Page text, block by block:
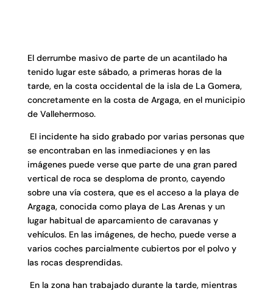
El derrumbe masivo de parte de un acantilado ha
tenido lugar este sábado, a primeras horas de la
tarde, en la costa occidental de la isla de La Gomera,
concretamente en la costa de Argaga, en el municipio
de Vallehermoso.
El incidente ha sido grabado por varias personas que
se encontraban en las inmediaciones y en las
imágenes puede verse que parte de una gran pared
vertical de roca se desploma de pronto, cayendo
sobre una vía costera, que es el acceso a la playa de
Argaga, conocida como playa de Las Arenas y un
lugar habitual de aparcamiento de caravanas y
vehículos. En las imágenes, de hecho, puede verse a
varios coches parcialmente cubiertos por el polvo y
las rocas desprendidas.
En la zona han trabajado durante la tarde, mientras